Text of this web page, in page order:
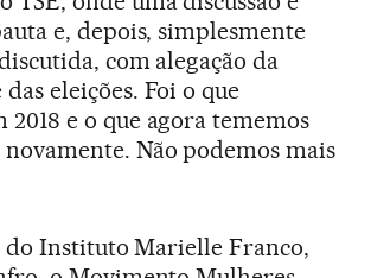
e, depois, simplesmente
com alegação da
eleições. Foi o que
2018 e o que agora tememos
novamente. Não podemos mais
do Instituto Marielle Franco,